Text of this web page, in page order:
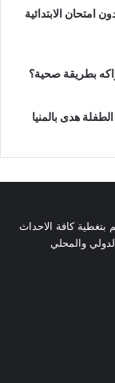
امتحان الابتدائية
بطريقة صحية؟
هدى بالمنيا
بتغطية كافة الاحداث
والمحلي